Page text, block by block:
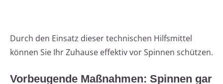
Durch den Einsatz dieser technischen Hilfsmittel
können Sie Ihr Zuhause effektiv vor Spinnen schützen.
Vorbeugende Maßnahmen: Spinnen gar